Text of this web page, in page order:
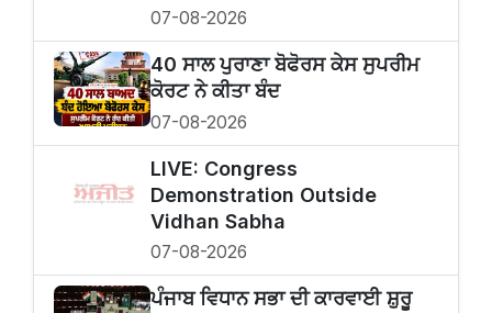
07-08-2026
40 ਸਾਲ ਪੁਰਾਣਾ ਬੋਫੋਰਸ ਕੇਸ ਸੁਪਰੀਮ
ਕੋਰਟ ਨੇ ਕੀਤਾ ਬੰਦ
07-08-2026
LIVE: Congress
Demonstration Outside
Vidhan Sabha
07-08-2026
ਪੰਜਾਬ ਵਿਧਾਨ ਸਭਾ ਦੀ ਕਾਰਵਾਈ ਸ਼ੁਰੂ